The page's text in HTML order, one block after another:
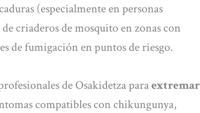
(especialmente en personas
criaderos de mosquito en zonas con
de fumigación en puntos de riesgo.
de Osakidetza paraextremar
compatibles con chikungunya,